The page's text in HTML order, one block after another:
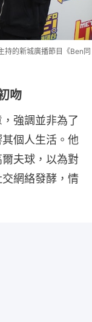
持的新城廣播節目《Ben同
吻
強調並非為了
個人生活。他
夫球，以為對
網絡發酵，情